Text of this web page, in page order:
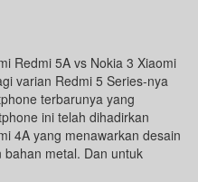
Redmi 5A vs Nokia 3 Xiaomi
varian Redmi 5 Series-nya
terbarunya yang
ini telah dihadirkan
4A yang menawarkan desain
metal. Dan untuk